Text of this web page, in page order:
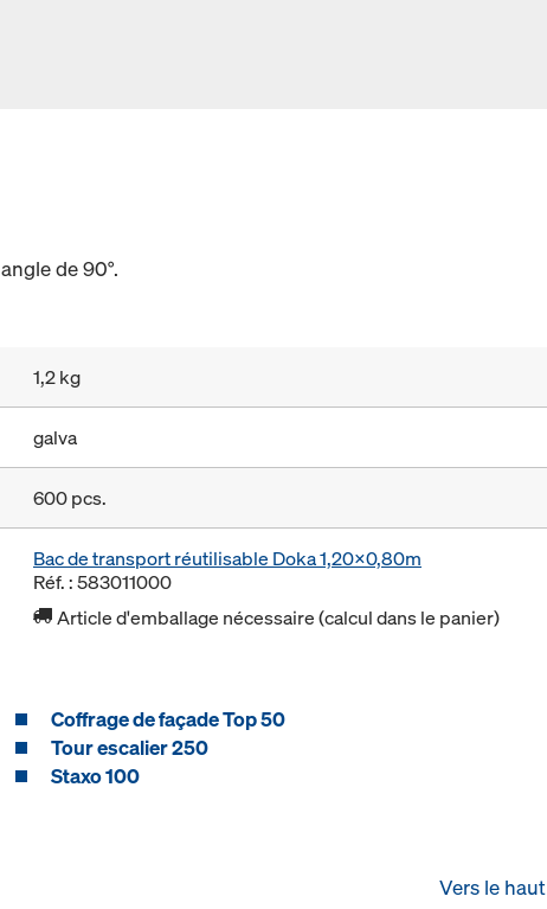
de 90°.
1,2 kg
galva
600 pcs.
Bac de transport réutilisable Doka 1,20x0,80m
Réf. : 583011000
Article d'emballage nécessaire (calcul dans le panier)
Coffrage de façade Top 50
Tour escalier 250
Staxo 100
Vers le haut